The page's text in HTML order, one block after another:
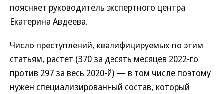
поясняет руководитель экспертного центра
Екатерина Авдеева.
Число преступлений, квалифицируемых по этим
статьям, растет (370 за десять месяцев 2022-го
против 297 за весь 2020-й) — в том числе поэтому
нужен специализированный состав, который